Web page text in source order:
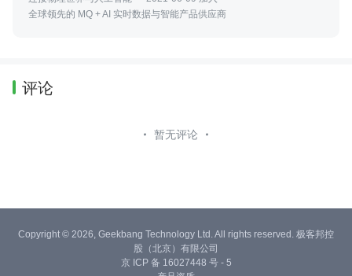
全球领先的 MQ + AI 实时数据与智能产品供应商
评论
暂无评论
Copyright © 2026, Geekbang Technology Ltd. All rights reserved. 极客邦控
股（北京）有限公司
京 ICP 备 16027448 号 - 5